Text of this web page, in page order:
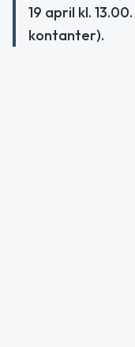
19 april kl.
kontanter).